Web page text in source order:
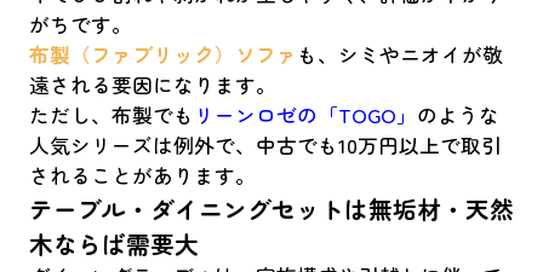
がちです。
布製（ファブリック）ソファ も、シミやニオイが敬
遠される要因になります。
ただし、布製でも リーンロゼの「TOGO」 のような
人気シリーズは例外で、中古でも10万円以上で取引
されることがあります。
テーブル・ダイニングセットは無垢材・天然
木ならば需要大